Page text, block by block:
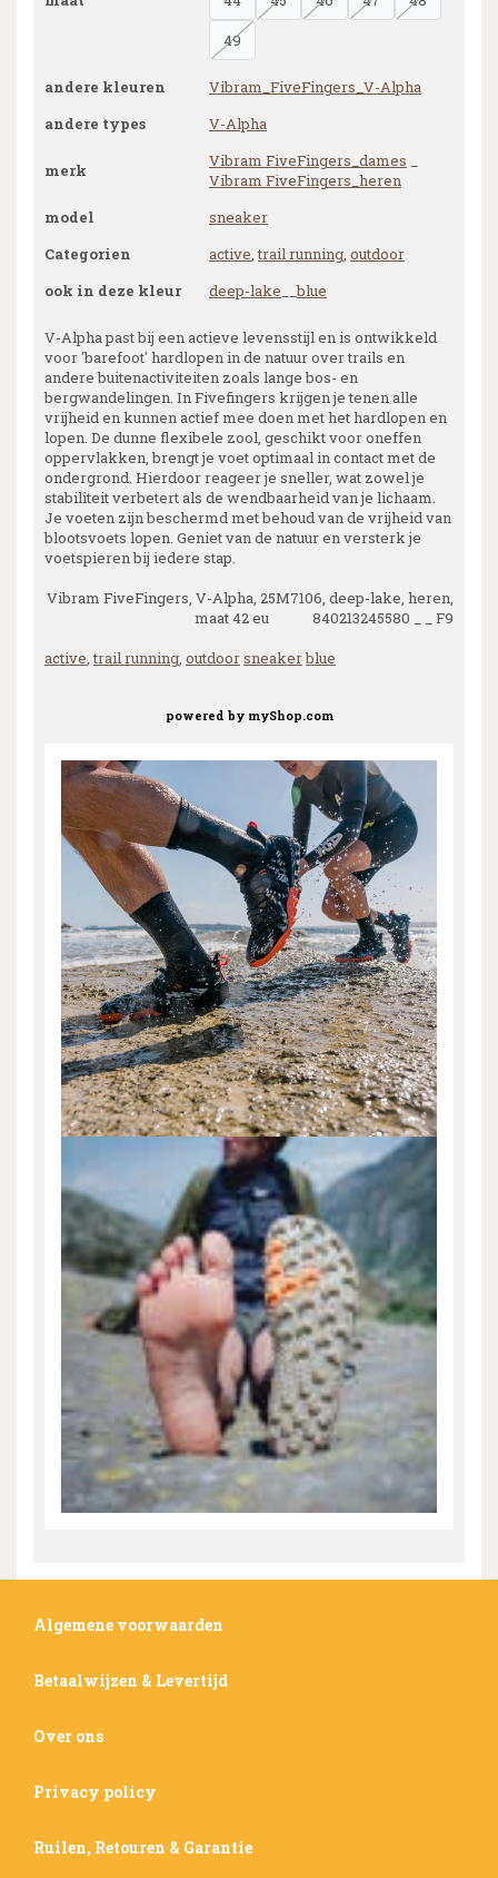
49
andere kleuren
Vibram_FiveFingers_V-Alpha
andere types
V-Alpha
merk Vibram FiveFingers_dames
Vibram FiveFingers_heren
model
sneaker
Categorien
active,trail running, outdoor
ook in deze kleur
deep-lake __blue
V-Alpha past bij een actieve levensstijl en is ontwikkeld
voor 'barefoot' hardlopen in de natuur over trails en
andere buitenactiviteiten zoals lange bos- en
bergwandelingen. In Fivefingers krijgen je tenen alle
vrijheid en kunnen actief mee doen met het hardlopen en
lopen. De dunne flexibele zool, geschikt voor oneffen
oppervlakken, brengt je voet optimaal in contact met de
ondergrond. Hierdoor reageer je sneller, wat zowel je
stabiliteit verbetert als de wendbaarheid van je lichaam.
Je voeten zijn beschermd met behoud van de vrijheid van
blootsvoets lopen. Geniet van de natuur en versterk je
voetspieren bij iedere stap.
Vibram FiveFingers, V-Alpha, 25M7106, deep-lake, heren,
maat 42 eu 840213245580 _ _ F9
active,trail running, outdoorsneakerblue
powered by myShop.com
Algemene voorwaarden
Betaalwijzen & Levertijd
Over ons
Privacy policy
Ruilen, Retouren & Garantie